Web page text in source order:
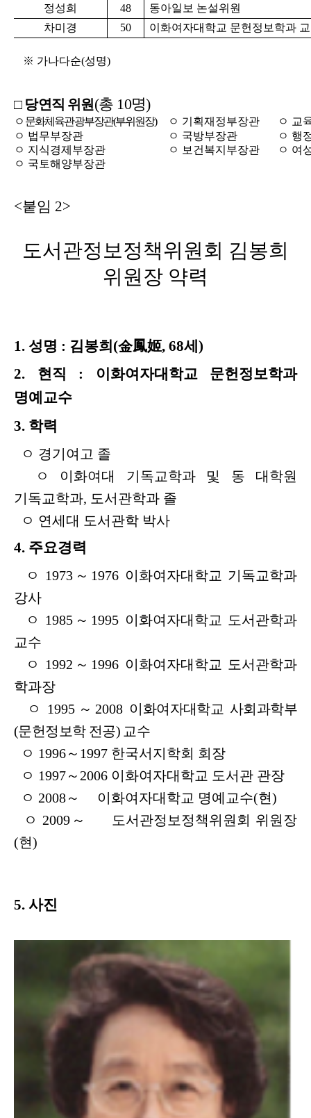
정성희 48
동아일보 논설위원
차미경
50 이화여자대학교 문헌정보학과
※ 가나다순(성명)
□ 당연직 위원(총 10명)
ㅇ 문화체육관광부장관(부위원장) ㅇ 기획재정부장관
ㅇ 교
ㅇ 법무부장관
ㅇ 국방부장관
ㅇ 행
ㅇ 지식경제부장관
ㅇ 보건복지부장관
ㅇ 여
ㅇ 국토해양부장관
<붙임 2>
도서관정보정책위원회 김봉희
위원장 약력
1. 성명 : 김봉희(金鳳姬, 68세)
2. 현직 : 이화여자대학교 문헌정보학과
명예교수
3. 학력
ㅇ 경기여고 졸
ㅇ 이화여대 기독교학과 및 동 대학원
기독교학과, 도서관학과 졸
ㅇ 연세대 도서관학 박사
4. 주요경력
ㅇ 1973～1976 이화여자대학교 기독교학과
강사
ㅇ 1985～1995 이화여자대학교 도서관학과
교수
ㅇ 1992～1996 이화여자대학교 도서관학과
학과장
ㅇ 1995～2008 이화여자대학교 사회과학부
(문헌정보학 전공) 교수
ㅇ 1996～1997 한국서지학회 회장
ㅇ 1997～2006 이화여자대학교 도서관 관장
ㅇ 2008～ 이화여자대학교 명예교수(현)
ㅇ 2009～ 도서관정보정책위원회 위원장
(현)
5. 사진